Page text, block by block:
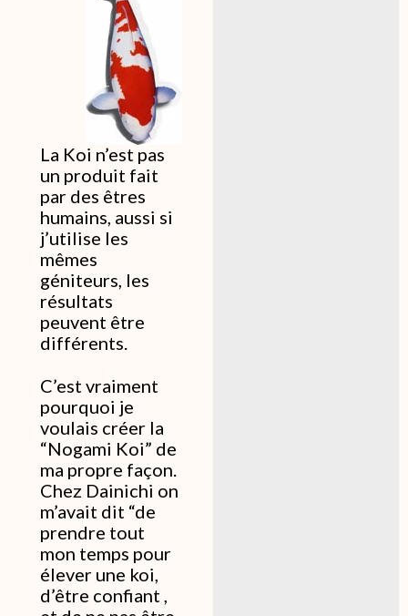
La Koi n’est pas
un produit fait
par des êtres
humains, aussi si
j’utilise les
mêmes
géniteurs, les
résultats
peuvent être
différents.
C’est vraiment
pourquoi je
voulais créer la
“Nogami Koi” de
ma propre façon.
Chez Dainichi on
m’avait dit “de
prendre tout
mon temps pour
élever une koi,
d’être confiant ,